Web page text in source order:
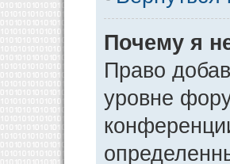
Почему я
Право
уровне